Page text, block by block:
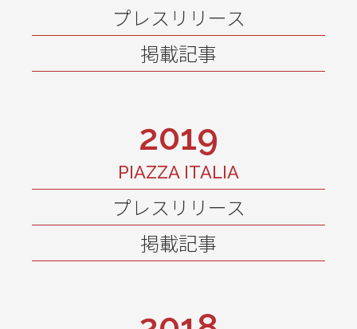
プレスリリース
掲載記事
2019
PIAZZA ITALIA
プレスリリース
掲載記事